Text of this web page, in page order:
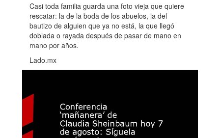
Casi toda familia guarda una foto vieja que quiere
rescatar: la de la boda de los abuelos, la del
bautizo de alguien que ya no está, la que llegó
doblada o rayada después de pasar de mano en
mano por años.
Lado.mx